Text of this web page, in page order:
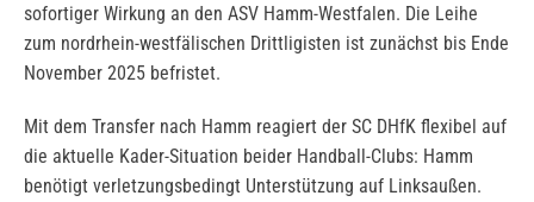
sofortiger Wirkung an den ASV Hamm-Westfalen. Die Leihe
zum nordrhein-westfälischen Drittligisten ist zunächst bis Ende
November 2025 befristet.
Mit dem Transfer nach Hamm reagiert der SC DHfK flexibel auf
die aktuelle Kader-Situation beider Handball-Clubs: Hamm
benötigt verletzungsbedingt Unterstützung auf Linksaußen.